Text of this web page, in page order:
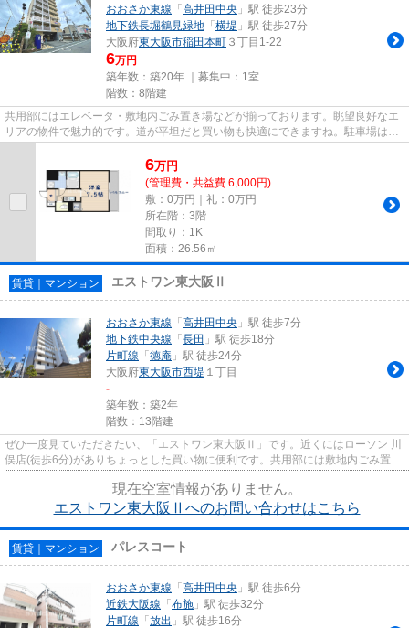
おおさか東線 「高井田中央 」駅 徒歩23分
地下鉄長堀鶴見緑地 「横堤 」駅 徒歩27分
大阪府東大阪市稲田本町 ３丁目1-22
6万円
築年数：築20年 ｜募集中： 1室
階数：8階建
共用部にはエレベータ・敷地内ごみ置き場などが揃っております。眺望良好なエ
リアの物件で魅力的です。道が平坦だと買い物も快適にできますね。駐車場は物
件から約100mです。徒歩4分で...
6万円
(管理費・共益費 6,000円)
敷：0万円｜礼：0万円
所在階：3階
間取り：1K
面積：26.56㎡
賃貸｜マンション エストワン東大阪Ⅱ
おおさか東線 「高井田中央 」駅 徒歩7分
地下鉄中央線 「長田 」駅 徒歩18分
片町線 「徳庵 」駅 徒歩24分
大阪府東大阪市西堤 １丁目
-
築年数：築2年
階数：13階建
ぜひ一度見ていただきたい、「エストワン東大阪Ⅱ」です。近くにはローソン 川
俣店(徒歩6分)がありちょっとした買い物に便利です。共用部には敷地内ごみ置き
場・エレベータなどが揃って...
現在空室情報がありません。
エストワン東大阪Ⅱへのお問い合わせはこちら
賃貸｜マンション パレスコート
おおさか東線 「高井田中央 」駅 徒歩6分
近鉄大阪線 「布施 」駅 徒歩32分
片町線 「放出 」駅 徒歩16分